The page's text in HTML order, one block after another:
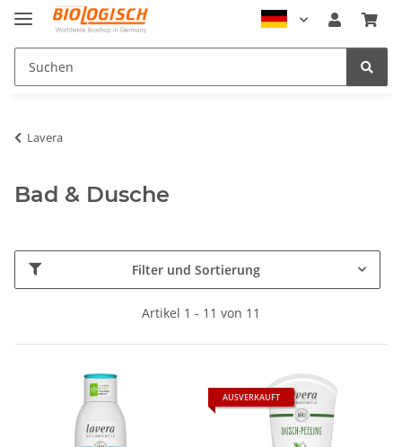
Lavera
Bad & Dusche
Filter und Sortierung
Artikel 1 - 11 von 11
AUSVERKAUFT